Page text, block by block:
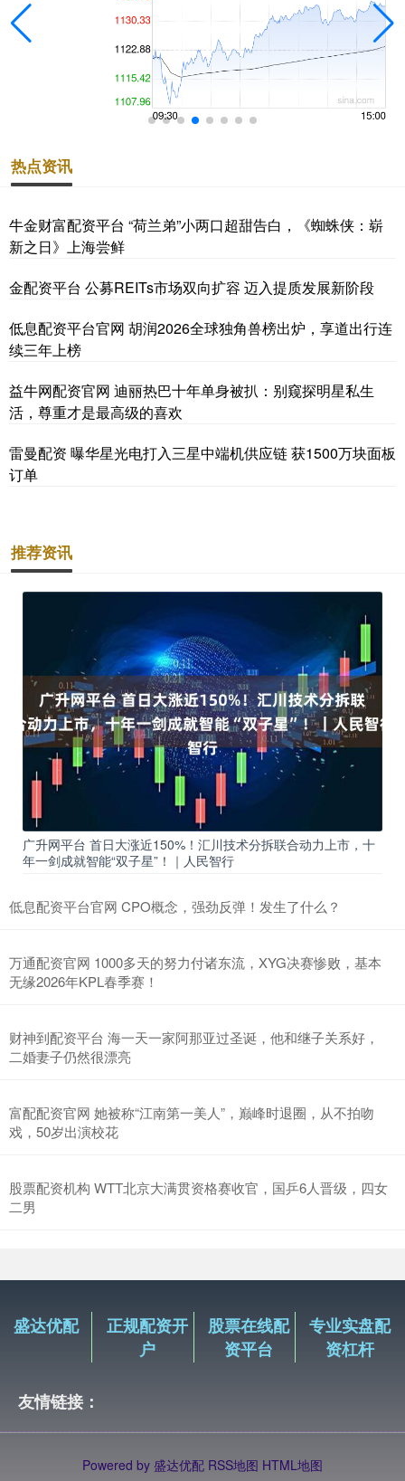
热点资讯
牛金财富配资平台 “荷兰弟”小两口超甜告白，《蜘蛛侠：崭
新之日》上海尝鲜
金配资平台 公募REITs市场双向扩容 迈入提质发展新阶段
低息配资平台官网 胡润2026全球独角兽榜出炉，享道出行连
续三年上榜
益牛网配资官网 迪丽热巴十年单身被扒：别窥探明星私生
活，尊重才是最高级的喜欢
雷曼配资 曝华星光电打入三星中端机供应链 获1500万块面板
订单
推荐资讯
广升网平台 首日大涨近150%！汇川技术分拆联合动力上市，十
年一剑成就智能“双子星”！｜人民智行
低息配资平台官网 CPO概念，强劲反弹！发生了什么？
万通配资官网 1000多天的努力付诸东流，XYG决赛惨败，基本
无缘2026年KPL春季赛！
财神到配资平台 海一天一家阿那亚过圣诞，他和继子关系好，
二婚妻子仍然很漂亮
富配配资官网 她被称“江南第一美人”，巅峰时退圈，从不拍吻
戏，50岁出演校花
股票配资机构 WTT北京大满贯资格赛收官，国乒6人晋级，四女
二男
盛达优配
正规配资开
户
股票在线配
资平台
专业实盘配
资杠杆
友情链接：
Powered by 盛达优配 RSS地图 HTML地图